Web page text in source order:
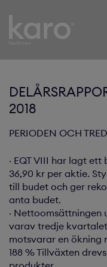
Karo
2018
PERIODEN OCH
· EQT VIII har lagt
36,90 kr per aktie.
till budet och ger
anta budet.
· Nettoomsättningen
varav tredje kvartalet
motsvarar en ökning
188 % Tillväxten